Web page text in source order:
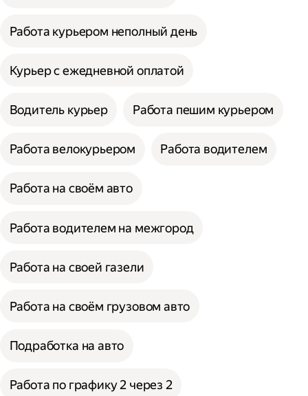
Работа курьером неполный день
Курьер с ежедневной оплатой
Водитель курьер Работа пешим курьером
Работа велокурьером Работа водителем
Работа на своём авто
Работа водителем на межгород
Работа на своей газели
Работа на своём грузовом авто
Подработка на авто
Работа по графику 2 через 2